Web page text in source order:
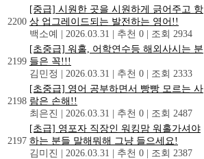
2200
[중급] 시원한 곳을 시원하게 긁어주고 항
상 업그레이드되는 발전하는 영어!!
백소예
2026.03.31 추천 0 조회 2934
2199
[초중급] 워홀, 어학연수등 해외사시는 분
들은 꼭!!!
김민정
2026.03.31 추천 0 조회 2333
2198
[초중급] 영어 공부하면서 빵빵 모르는 사
람은 손해!!
최은진
2026.03.31 추천 0 조회 2487
2197
[초급] 영포자 직장인 워킹맘 워홀가셔야
하는 분들 말해뭐해 그냥 들으세요!
김미진
2026.03.31 추천 0 조회 2387